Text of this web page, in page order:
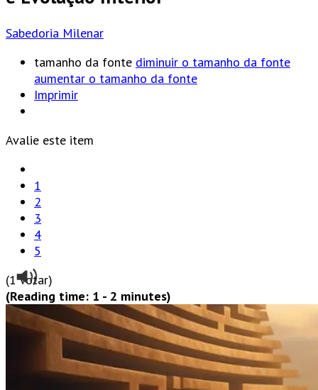
Sabedoria Milenar
tamanho da fonte diminuir o tamanho da fonte
aumentar o tamanho da fonte
Imprimir
Avalie este item
1
2
3
4
5
(1 Votar)
(Reading time: 1 - 2 minutes)